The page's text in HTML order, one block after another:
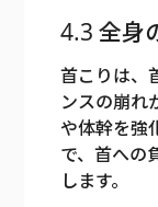
4.3 全身
首こりは、
ンスの崩れ
や体幹を強
で、首への
します。